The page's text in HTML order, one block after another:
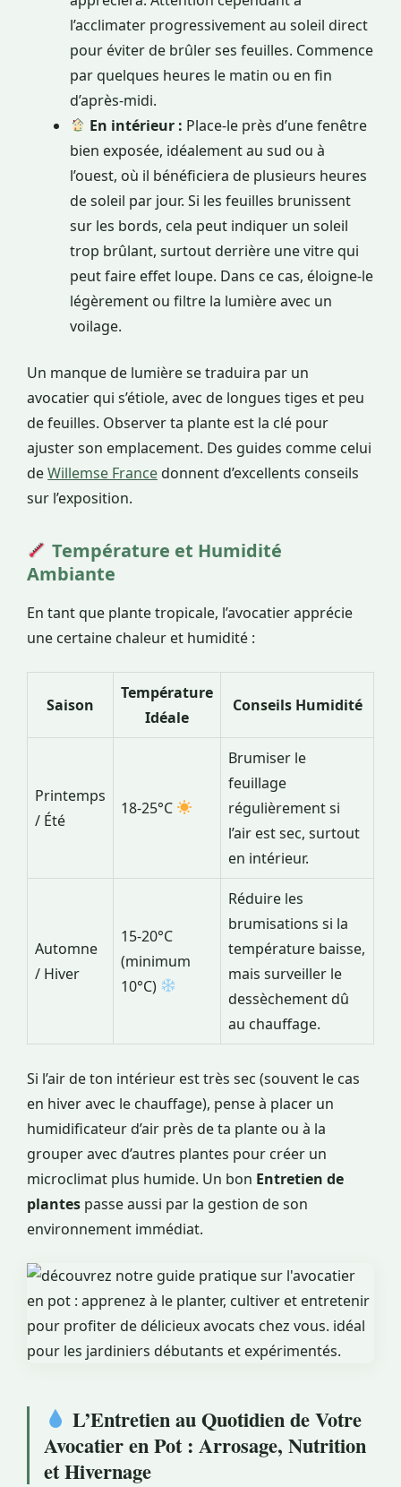
l’acclimater progressivement au soleil direct
pour éviter de brûler ses feuilles. Commence
par quelques heures le matin ou en fin
d’après-midi.
En intérieur : Place-le près d’une fenêtre
bien exposée, idéalement au sud ou à
l’ouest, où il bénéficiera de plusieurs heures
de soleil par jour. Si les feuilles brunissent
sur les bords, cela peut indiquer un soleil
trop brûlant, surtout derrière une vitre qui
peut faire effet loupe. Dans ce cas, éloigne-le
légèrement ou filtre la lumière avec un
voilage.
Un manque de lumière se traduira par un
avocatier qui s’étiole, avec de longues tiges et peu
de feuilles. Observer ta plante est la clé pour
ajuster son emplacement. Des guides comme celui
deWillemse Francedonnent d’excellents conseils
sur l’exposition.
Température et Humidité
Ambiante
En tant que plante tropicale, l’avocatier apprécie
une certaine chaleur et humidité :
Saison
Température
Idéale
Conseils Humidité
Printemps
/ Été
18-25°C
Brumiser le
feuillage
régulièrement si
l’air est sec, surtout
en intérieur.
Automne
/ Hiver
15-20°C
(minimum
10°C)
Réduire les
brumisations si la
température baisse,
mais surveiller le
dessèchement dû
au chauffage.
Si l’air de ton intérieur est très sec (souvent le cas
en hiver avec le chauffage), pense à placer un
humidificateur d’air près de ta plante ou à la
grouper avec d’autres plantes pour créer un
microclimat plus humide. Un bon Entretien de
plantes passe aussi par la gestion de son
environnement immédiat.
L’Entretien au Quotidien de Votre
Avocatier en Pot : Arrosage, Nutrition
et Hivernage